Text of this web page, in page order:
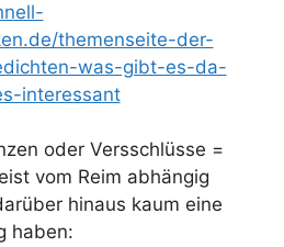
themenseite-der-
was-gibt-es-da-
interessant
oder Versschlüsse =
vom Reim abhängig
hinaus kaum eine
haben: